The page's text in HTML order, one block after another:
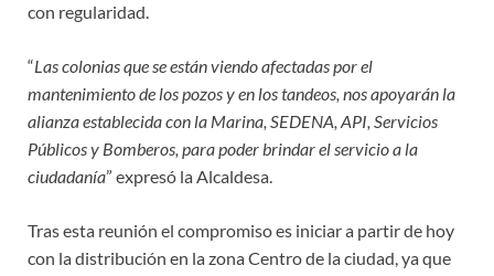
con regularidad.
“Las colonias que se están viendo afectadas por el
mantenimiento de los pozos y en los tandeos, nos apoyarán la
alianza establecida con la Marina, SEDENA, API, Servicios
Públicos y Bomberos, para poder brindar el servicio a la
ciudadanía” expresó la Alcaldesa.
Tras esta reunión el compromiso es iniciar a partir de hoy
con la distribución en la zona Centro de la ciudad, ya que